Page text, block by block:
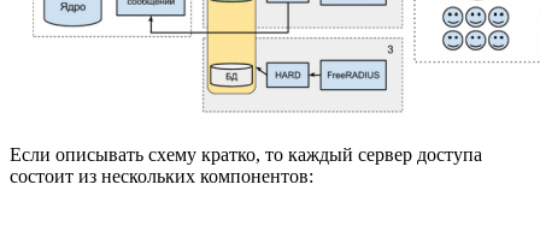
Если описывать схему кратко, то каждый сервер доступа
состоит из нескольких компонентов: